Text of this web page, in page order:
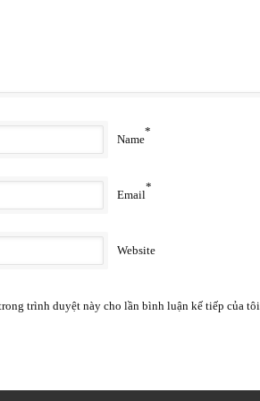
Name
*
Email
*
Website
trình duyệt này cho lần bình luận kế tiếp của tôi.